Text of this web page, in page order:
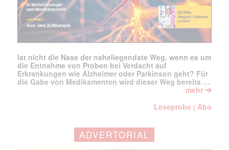
Ist nicht die Nase der naheliegendste Weg, wenn es um
die Entnahme von Proben bei Verdacht auf
Erkrankungen wie Alzheimer oder Parkinson geht? Für
die Gabe von Medikamenten wird dieser Weg bereits …
mehr ➔
Leseprobe |Abo
ADVERTORIAL